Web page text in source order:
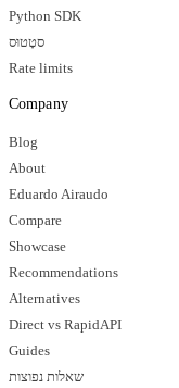
Python SDK
סטָטוּס
Rate limits
Company
Blog
About
Eduardo Airaudo
Compare
Showcase
Recommendations
Alternatives
Direct vs RapidAPI
Guides
שאלות נפוצות